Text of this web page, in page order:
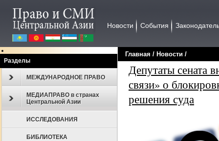
Новости События
Разделы
МЕЖДУНАРОДНОЕ ПРАВО
МЕДИАПРАВО в странах
Центральной Азии
ИССЛЕДОВАНИЯ
БИБЛИОТЕКА
Главная / Новости /
Депутаты сената
связи» о
решения суда